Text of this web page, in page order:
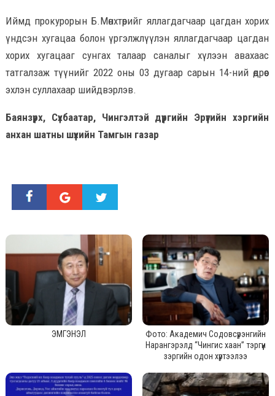
Иймд прокурорын Б.Мөнхтөрийг яллагдагчаар цагдан хорих
үндсэн хугацаа болон үргэлжлүүлэн яллагдагчаар цагдан
хорих хугацааг сунгах талаар саналыг хүлээн авахаас
татгалзаж түүнийг 2022 оны 03 дугаар сарын 14-ний өдрөөс
эхлэн суллахаар шийдвэрлэв.
Баянзүрх, Сүхбаатар, Чингэлтэй дүүргийн Эрүүгийн хэргийн
анхан шатны шүүхийн Тамгын газар
ЭМГЭНЭЛ
Фото: Академич Содовсүрэнгийн
Нарангэрэлд “Чингис хаан” тэргүүн
зэргийн одон хүртээлээ